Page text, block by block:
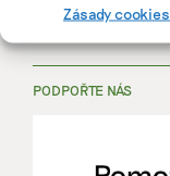
Zásady cookies
PODPOŘTE NÁS